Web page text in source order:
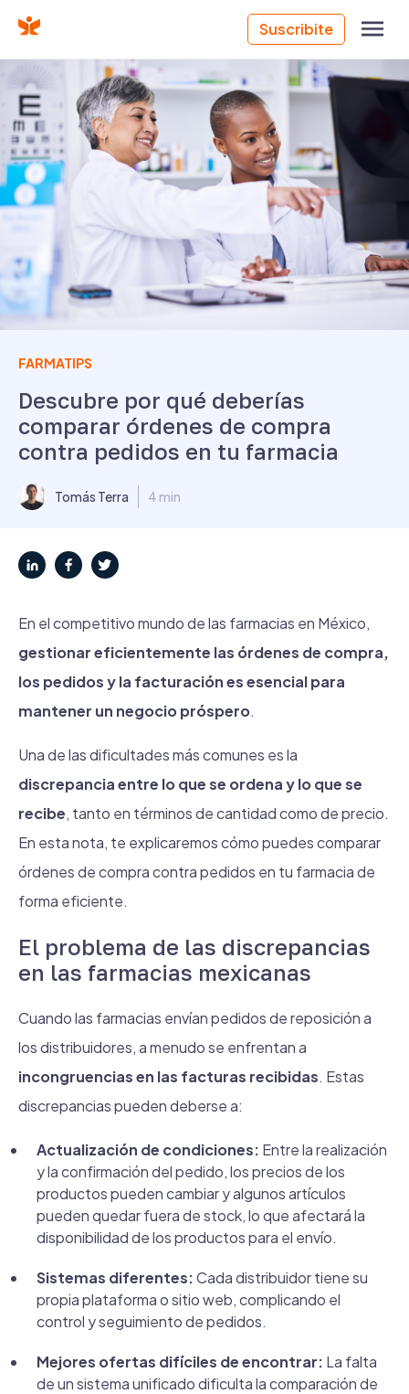
Suscribite
FARMATIPS
Descubre por qué deberías
comparar órdenes de compra
contra pedidos en tu farmacia
Tomás Terra 4 min
En el competitivo mundo de las farmacias en México,
gestionar eficientemente las órdenes de compra,
los pedidos y la facturación es esencial para
mantener un negocio próspero.
Una de las dificultades más comunes es la
discrepancia entre lo que se ordena y lo que se
recibe, tanto en términos de cantidad como de precio.
En esta nota, te explicaremos cómo puedes comparar
órdenes de compra contra pedidos en tu farmacia de
forma eficiente.
El problema de las discrepancias
en las farmacias mexicanas
Cuando las farmacias envían pedidos de reposición a
los distribuidores, a menudo se enfrentan a
incongruencias en las facturas recibidas. Estas
discrepancias pueden deberse a:
Actualización de condiciones: Entre la realización
y la confirmación del pedido, los precios de los
productos pueden cambiar y algunos artículos
pueden quedar fuera de stock, lo que afectará la
disponibilidad de los productos para el envío.
Sistemas diferentes:Cada distribuidor tiene su
propia plataforma o sitio web, complicando el
control y seguimiento de pedidos.
Mejores ofertas difíciles de encontrar: La falta
de un sistema unificado dificulta la comparación de